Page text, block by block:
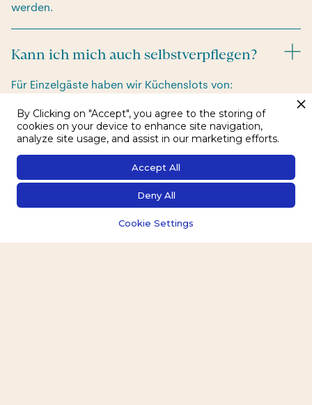
werden.
Kann ich mich auch selbstverpflegen?
Für Einzelgäste haben wir Küchenslots von:
- Mittagessen: 13:00 - 14:00 Uhr
- Abendessen: ab 19:00 Uhr
Teams können die Küche für Selbstverpflegung buchen
und zahlen eine Küchennutzungspauschale.
By Clicking on "Accept", you agree to the storing of
cookies on your device to enhance site navigation,
analyze site usage, and assist in our marketing efforts.
Cookie Settings
Deny All
Accept All